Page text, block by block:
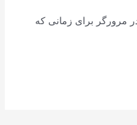
مرورگر برای زمانی که